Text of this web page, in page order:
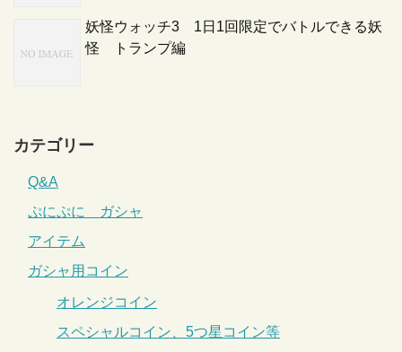
妖怪ウォッチ3 1日1回限定でバトルできる妖
怪 トランプ編
カテゴリー
Q&A
ぷにぷに ガシャ
アイテム
ガシャ用コイン
オレンジコイン
スペシャルコイン、5つ星コイン等